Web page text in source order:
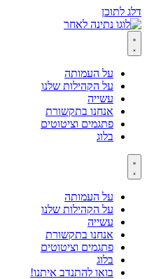
דלג לתוכן
על העמותה
על הקהילות שלנו
עשייה
אנחנו בתקשורת
פתגמים וציטוטים
בלוג
על העמותה
על הקהילות שלנו
עשייה
אנחנו בתקשורת
פתגמים וציטוטים
בלוג
בואו להתנדב איתנו!